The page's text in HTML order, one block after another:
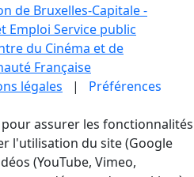
de Bruxelles-Capitale -
Emploi Service public
du Cinéma et de
Française
légales | Préférences
assurer les fonctionnalités
l'utilisation du site (Google
(YouTube, Vimeo,